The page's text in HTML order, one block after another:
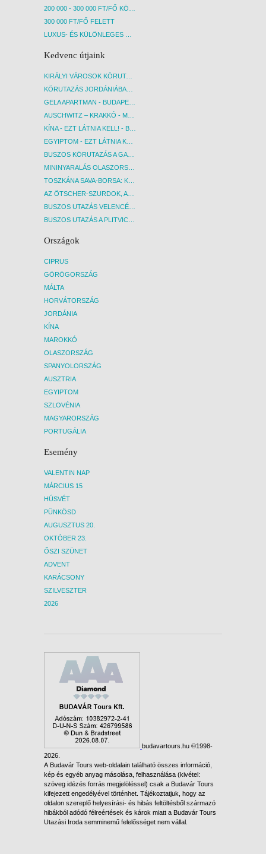
200 000 - 300 000 FT/FŐ KÖZÖTT
300 000 FT/FŐ FELETT
LUXUS- ÉS KÜLÖNLEGES UTAK
Kedvenc útjaink
KIRÁLYI VÁROSOK KÖRUTAZÁS KÖZVETLEN REPÜLŐJÁRATTAL - BUDAPEST, REPÜLŐ
KÖRUTAZÁS JORDÁNIÁBAN, HOLT-TENGERI PIHENÉSSEL - BUDAPEST, REPÜLŐ
GELA APARTMAN - BUDAPEST, REPÜLŐ
AUSCHWITZ – KRAKKÓ - MEGRÁZÓ IDŐUTAZÁS! - BUDAPEST, BUSZ
KÍNA - EZT LÁTNIA KELL! - BUDAPEST, REPÜLŐ
EGYIPTOM - EZT LÁTNIA KELL! - BUDAPEST, REPÜLŐ
BUSZOS KÖRUTAZÁS A GARDA-TÓ KÖRNYÉKÉN - BUDAPEST, BUSZ
MININYARALÁS OLASZORSZÁGBAN: ÉSZAK-OLASZ GYÖNGYSZEMEK NYOMÁBAN - BUDAPEST, BUSZ
TOSZKÁNA SAVA-BORSA: KÓSTOLÓK ÉS KULTURÁLIS UTAZÁS - BUDAPEST, BUSZ
AZ ÖTSCHER-SZURDOK, AUSZTRIA GRAND CANYONJA - BUDAPEST, BUSZ
BUSZOS UTAZÁS VELENCÉBE - BUDAPEST, BUSZ
BUSZOS UTAZÁS A PLITVICEI-TAVAK NEMZETI PARKBA - BUDAPEST, BUSZ
Országok
CIPRUS
GÖRÖGORSZÁG
MÁLTA
HORVÁTORSZÁG
JORDÁNIA
KÍNA
MAROKKÓ
OLASZORSZÁG
SPANYOLORSZÁG
AUSZTRIA
EGYIPTOM
SZLOVÉNIA
MAGYARORSZÁG
PORTUGÁLIA
Esemény
VALENTIN NAP
MÁRCIUS 15
HÚSVÉT
PÜNKÖSD
AUGUSZTUS 20.
OKTÓBER 23.
ŐSZI SZÜNET
ADVENT
KARÁCSONY
SZILVESZTER
2026
budavartours.hu ©1998-
2026.
A Budavár Tours web-oldalain található összes információ,
kép és egyéb anyag másolása, felhasználása (kivétel:
szöveg idézés forrás megjelöléssel) csak a Budavár Tours
kifejezett engedélyével történhet. Tájékoztatjuk, hogy az
oldalon szereplő helyesírási- és hibás feltöltésből származó
hibákból adódó félreértések és károk miatt a Budavár Tours
Utazási Iroda semminemű felelősséget nem vállal.